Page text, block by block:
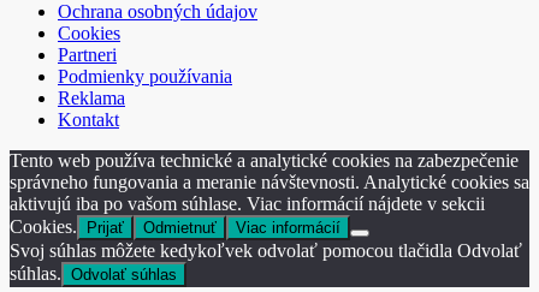
Ochrana osobných údajov
Cookies
Partneri
Podmienky používania
Reklama
Kontakt
Tento web používa technické a analytické cookies na zabezpečenie
správneho fungovania a meranie návštevnosti. Analytické cookies sa
aktivujú iba po vašom súhlase. Viac informácií nájdete v sekcii
Cookies.
Prijať Odmietnuť Viac informácií
Svoj súhlas môžete kedykoľvek odvolať pomocou tlačidla Odvolať
súhlas. Odvolať súhlas